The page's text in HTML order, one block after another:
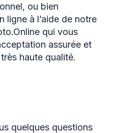
ou bien
ligne à l’aide de notre
qui vous
assurée et
haute qualité.
quelques questions